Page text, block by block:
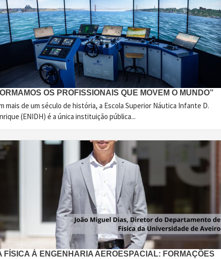
OS PROFISSIONAIS QUE MOVEM O MUNDO”
mais de um século de história, a Escola Superior Náutica Infante D.
(ENIDH) é a única instituição pública...
FÍSICA À ENGENHARIA AEROESPACIAL: FORMAÇÕES